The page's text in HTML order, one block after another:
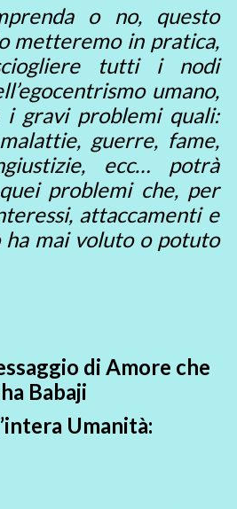
o no, questo
metteremo in pratica,
tutti i nodi
umano,
gravi problemi quali:
guerre, fame,
ecc… potrà
problemi che, per
attaccamenti e
ha mai voluto o potuto
di Amore che
Babaji
Umanità: